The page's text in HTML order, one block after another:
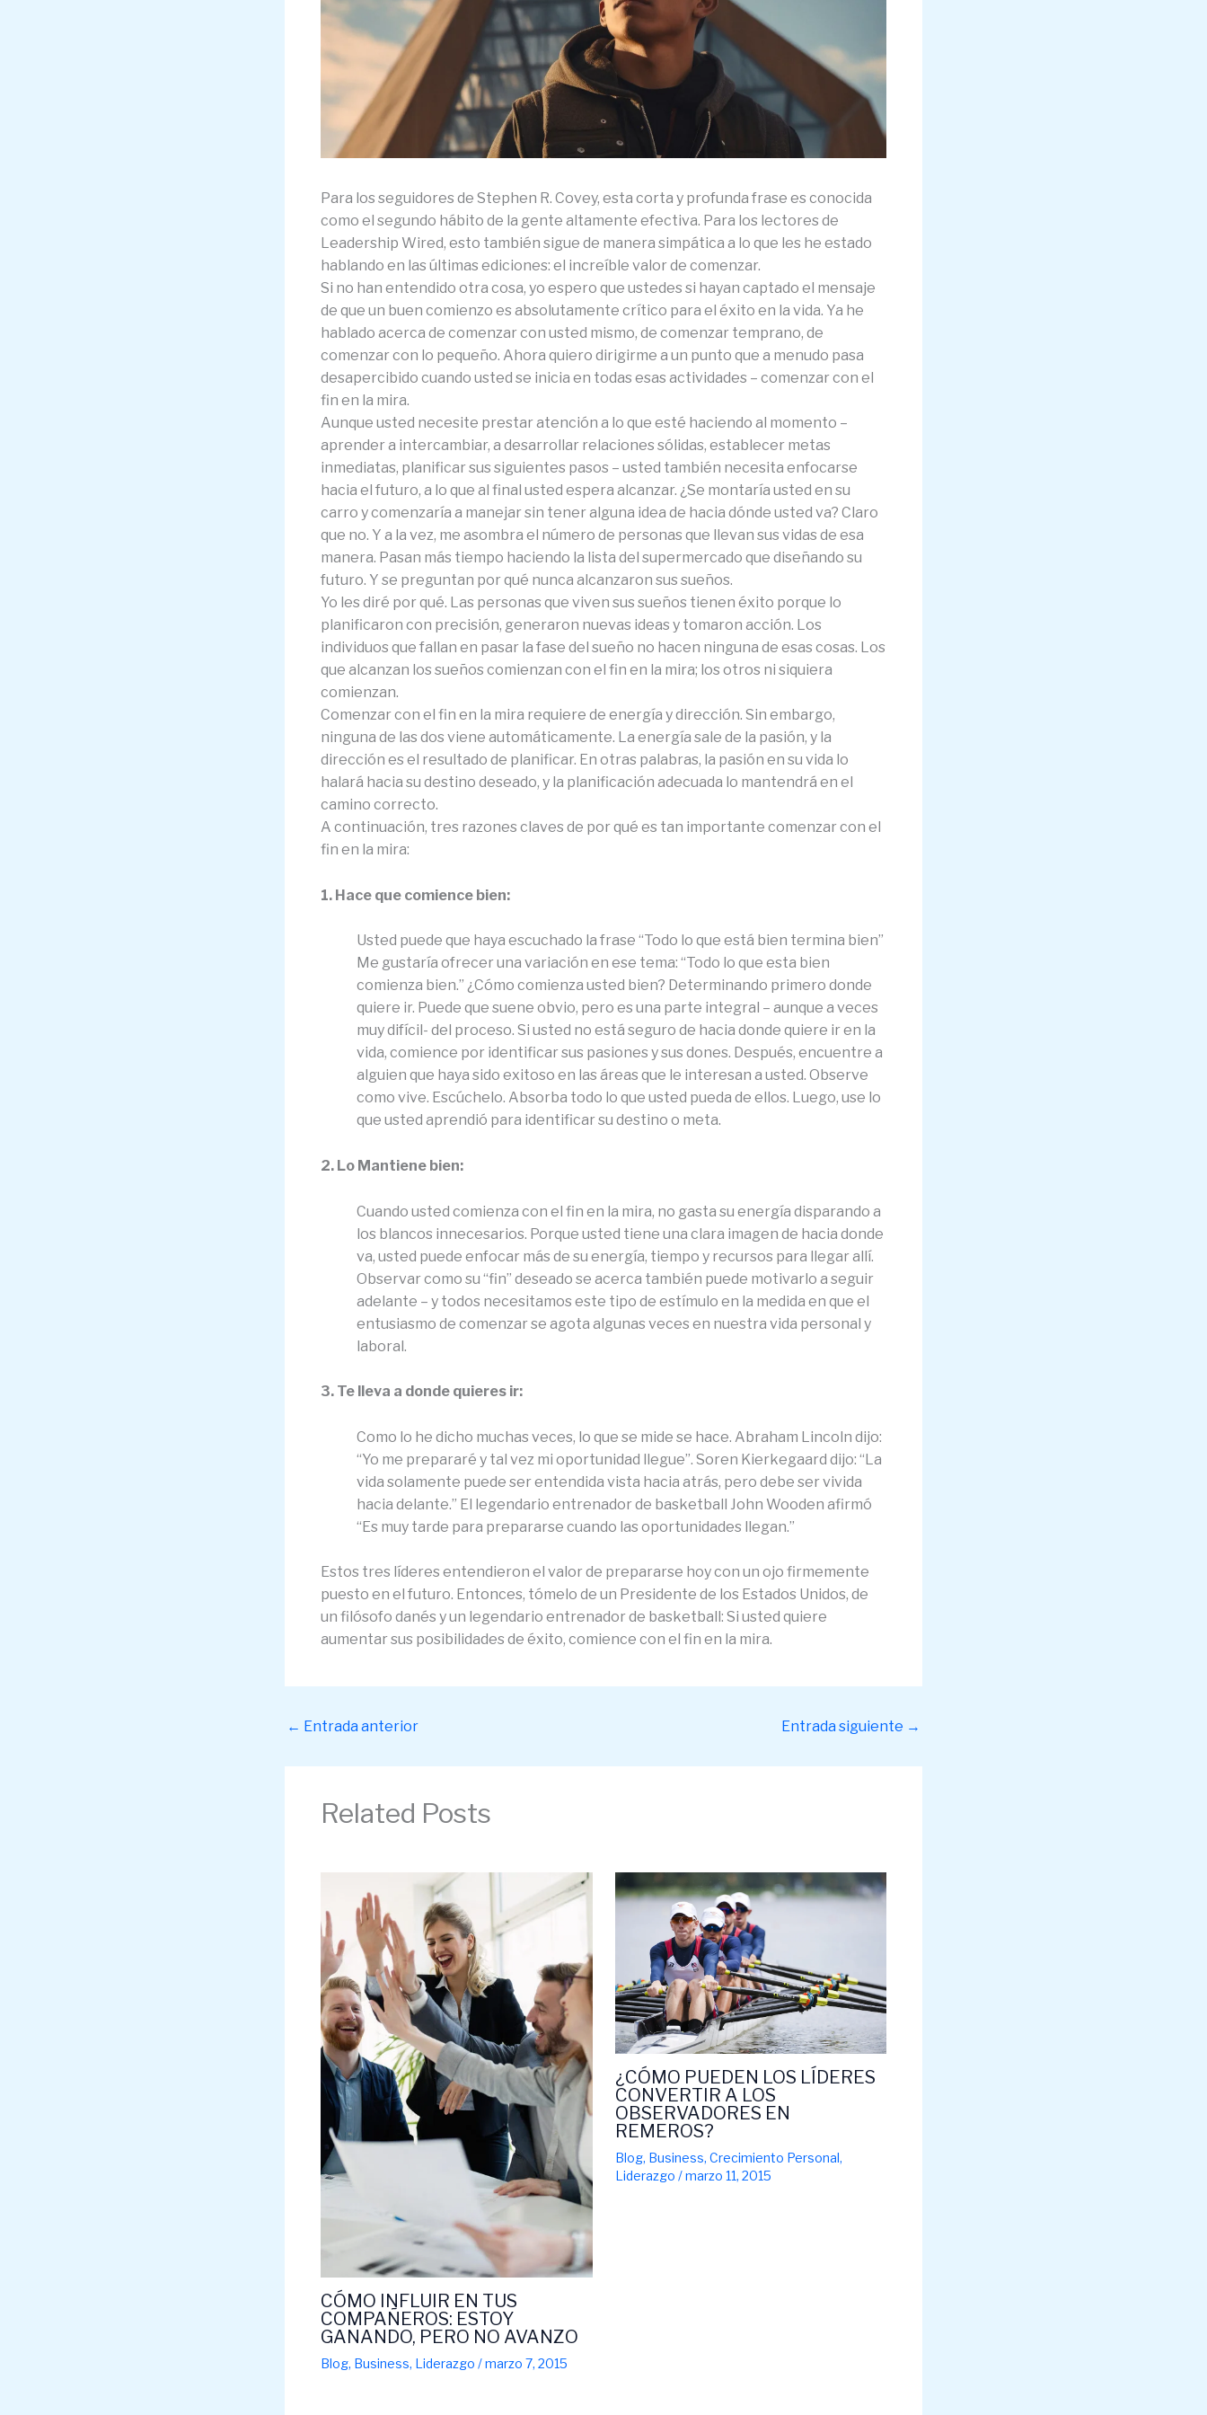
Para los seguidores de Stephen R. Covey, esta corta y profunda frase es conocida
como el segundo hábito de la gente altamente efectiva. Para los lectores de
Leadership Wired, esto también sigue de manera simpática a lo que les he estado
hablando en las últimas ediciones: el increíble valor de comenzar.
Si no han entendido otra cosa, yo espero que ustedes si hayan captado el mensaje
de que un buen comienzo es absolutamente crítico para el éxito en la vida. Ya he
hablado acerca de comenzar con usted mismo, de comenzar temprano, de
comenzar con lo pequeño. Ahora quiero dirigirme a un punto que a menudo pasa
desapercibido cuando usted se inicia en todas esas actividades – comenzar con el
fin en la mira.
Aunque usted necesite prestar atención a lo que esté haciendo al momento –
aprender a intercambiar, a desarrollar relaciones sólidas, establecer metas
inmediatas, planificar sus siguientes pasos – usted también necesita enfocarse
hacia el futuro, a lo que al final usted espera alcanzar. ¿Se montaría usted en su
carro y comenzaría a manejar sin tener alguna idea de hacia dónde usted va? Claro
que no. Y a la vez, me asombra el número de personas que llevan sus vidas de esa
manera. Pasan más tiempo haciendo la lista del supermercado que diseñando su
futuro. Y se preguntan por qué nunca alcanzaron sus sueños.
Yo les diré por qué. Las personas que viven sus sueños tienen éxito porque lo
planificaron con precisión, generaron nuevas ideas y tomaron acción. Los
individuos que fallan en pasar la fase del sueño no hacen ninguna de esas cosas. Los
que alcanzan los sueños comienzan con el fin en la mira; los otros ni siquiera
comienzan.
Comenzar con el fin en la mira requiere de energía y dirección. Sin embargo,
ninguna de las dos viene automáticamente. La energía sale de la pasión, y la
dirección es el resultado de planificar. En otras palabras, la pasión en su vida lo
halará hacia su destino deseado, y la planificación adecuada lo mantendrá en el
camino correcto.
A continuación, tres razones claves de por qué es tan importante comenzar con el
fin en la mira:
1. Hace que comience bien:
Usted puede que haya escuchado la frase “Todo lo que está bien termina bien”
Me gustaría ofrecer una variación en ese tema: “Todo lo que esta bien
comienza bien.” ¿Cómo comienza usted bien? Determinando primero donde
quiere ir. Puede que suene obvio, pero es una parte integral – aunque a veces
muy difícil- del proceso. Si usted no está seguro de hacia donde quiere ir en la
vida, comience por identificar sus pasiones y sus dones. Después, encuentre a
alguien que haya sido exitoso en las áreas que le interesan a usted. Observe
como vive. Escúchelo. Absorba todo lo que usted pueda de ellos. Luego, use lo
que usted aprendió para identificar su destino o meta.
2. Lo Mantiene bien:
Cuando usted comienza con el fin en la mira, no gasta su energía disparando a
los blancos innecesarios. Porque usted tiene una clara imagen de hacia donde
va, usted puede enfocar más de su energía, tiempo y recursos para llegar allí.
Observar como su “fin” deseado se acerca también puede motivarlo a seguir
adelante – y todos necesitamos este tipo de estímulo en la medida en que el
entusiasmo de comenzar se agota algunas veces en nuestra vida personal y
laboral.
3. Te lleva a donde quieres ir:
Como lo he dicho muchas veces, lo que se mide se hace. Abraham Lincoln dijo:
“Yo me prepararé y tal vez mi oportunidad llegue”. Soren Kierkegaard dijo: “La
vida solamente puede ser entendida vista hacia atrás, pero debe ser vivida
hacia delante.” El legendario entrenador de basketball John Wooden afirmó
“Es muy tarde para prepararse cuando las oportunidades llegan.”
Estos tres líderes entendieron el valor de prepararse hoy con un ojo firmemente
puesto en el futuro. Entonces, tómelo de un Presidente de los Estados Unidos, de
un filósofo danés y un legendario entrenador de basketball: Si usted quiere
aumentar sus posibilidades de éxito, comience con el fin en la mira.
← Entrada anterior Entrada siguiente →
Related Posts
CÓMO INFLUIR EN TUS
COMPAÑEROS: ESTOY
GANANDO, PERO NO AVANZO
Blog, Business, Liderazgo /marzo 7, 2015
¿CÓMO PUEDEN LOS LÍDERES
CONVERTIR A LOS
OBSERVADORES EN
REMEROS?
Blog, Business, Crecimiento Personal,
Liderazgo /marzo 11, 2015